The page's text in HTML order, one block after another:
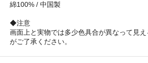
綿100% / 中国製
◆注意
画面上と実物では多少色具合が異なって見
がご了承ください。